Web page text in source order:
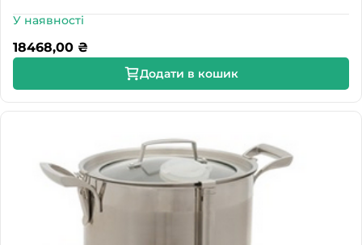
У наявності
18468,00 ₴
Додати в кошик